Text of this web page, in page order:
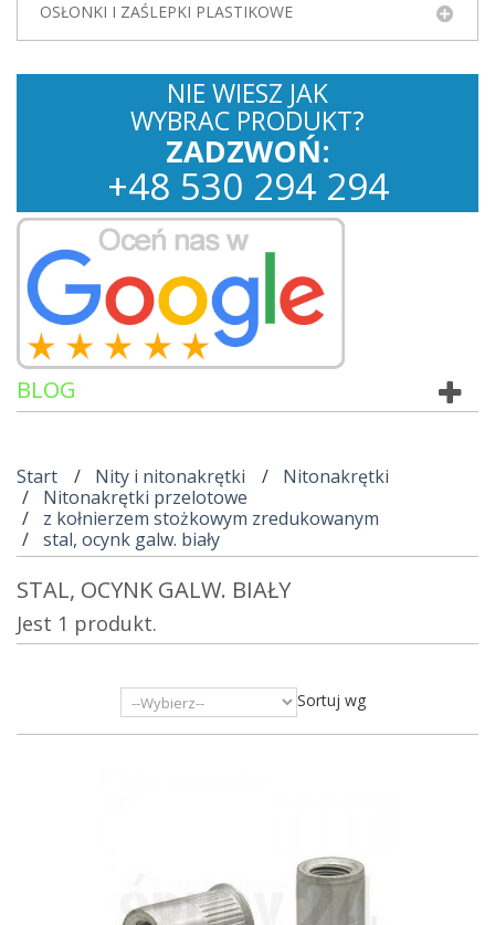
OSŁONKI I ZAŚLEPKI PLASTIKOWE
NIE WIESZ JAK
WYBRAC PRODUKT?
ZADZWOŃ:
+48 530 294 294
BLOG
Start Nity i nitonakrętki
Nitonakrętki
Nitonakrętki przelotowe
z kołnierzem stożkowym zredukowanym
stal, ocynk galw. biały
STAL, OCYNK GALW. BIAŁY
Jest 1 produkt.
Sortuj wg